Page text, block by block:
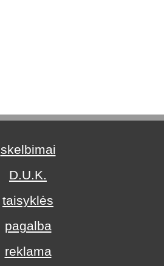
skelbimai
D.U.K.
taisyklės
pagalba
reklama